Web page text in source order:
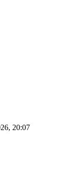
20:07